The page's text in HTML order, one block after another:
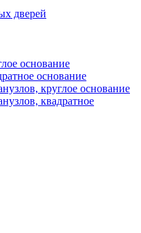
дверей
основание
основание
круглое основание
квадратное